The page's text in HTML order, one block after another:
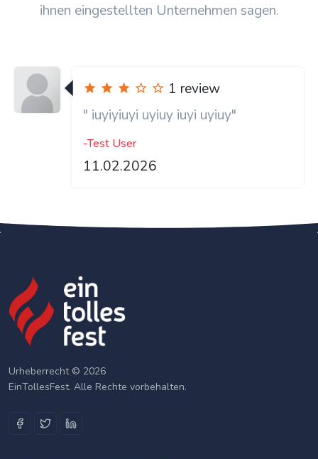
ihnen eingestellten Unternehmen sagen.
1 review
" iuyiyiuyi uyiuy iuyi uyiuy"
-Test User
11.02.2026
Urheberrecht © 2026
EinTollesFest. Alle Rechte vorbehalten.